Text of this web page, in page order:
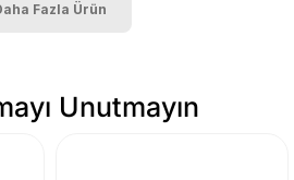
Fazla Ürün
Unutmayın